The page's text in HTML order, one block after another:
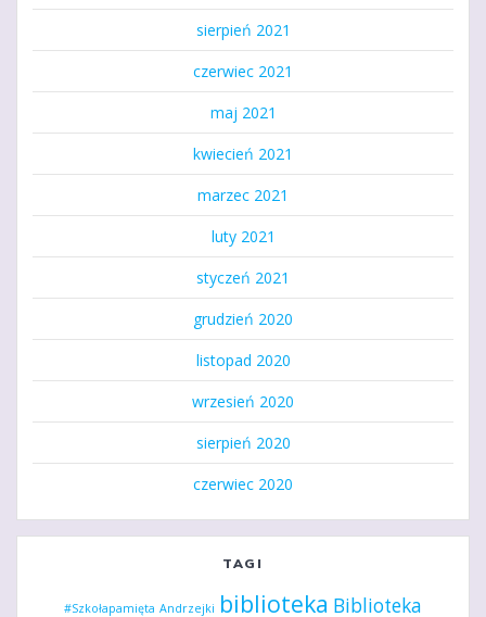
sierpień 2021
czerwiec 2021
maj 2021
kwiecień 2021
marzec 2021
luty 2021
styczeń 2021
grudzień 2020
listopad 2020
wrzesień 2020
sierpień 2020
czerwiec 2020
TAGI
#Szkołapamięta Andrzejki biblioteka Biblioteka